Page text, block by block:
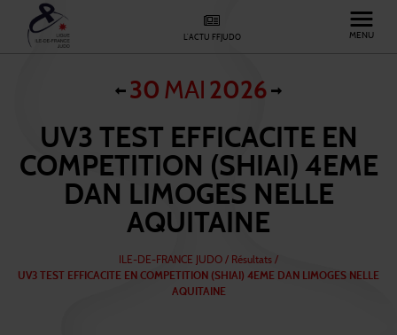
L'ACTU FFJUDO MENU
30 MAI 2026
UV3 TEST EFFICACITE EN
COMPETITION (SHIAI) 4EME
DAN LIMOGES NELLE
AQUITAINE
ILE-DE-FRANCE JUDO / Résultats /
UV3 TEST EFFICACITE EN COMPETITION (SHIAI) 4EME DAN LIMOGES NELLE
AQUITAINE